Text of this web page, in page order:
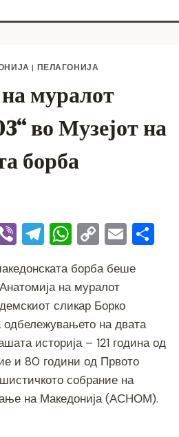
| ПЕЛАГОНИЈА
муралот
во Музејот на
борба
Vi
er
T
e
gr
a
m
W
h
at
s
A
p
p
C
o
p
y
Li
n
k
E
ai
борба беше
на муралот
сликар Борко
одбележувањето на двата
историја – 121 година од
и 80 години од Првото
собрание на
на Македонија (АСНОМ).